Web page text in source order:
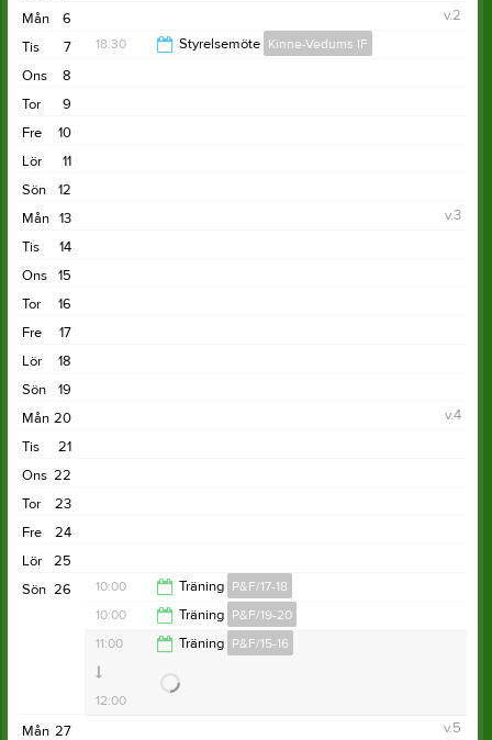
6
Mån
v.2
7
Tis 18:30 Styrelsemöte Kinne-Vedums IF
8
Ons
9
Tor
10
Fre
11
Lör
12
Sön
13
Mån
v.3
14
Tis
15
Ons
16
Tor
17
Fre
18
Lör
19
Sön
20
Mån
v.4
21
Tis
22
Ons
23
Tor
24
Fre
25
Lör
26
Sön 10:00 Träning P&F/17-18
11:00
10:00 Träning P&F/19-20
11:00
11:00 Träning P&F/15-16
12:00
27
Mån v.5